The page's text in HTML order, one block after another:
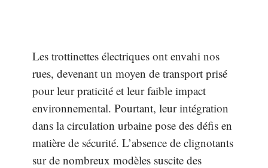
Les trottinettes électriques ont envahi nos
rues, devenant un moyen de transport prisé
pour leur praticité et leur faible impact
environnemental. Pourtant, leur intégration
dans la circulation urbaine pose des défis en
matière de sécurité. L’absence de clignotants
sur de nombreux modèles suscite des